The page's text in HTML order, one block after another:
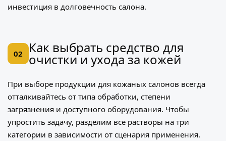
инвестиция в долговечность салона.
02 Как выбрать средство для
очистки и ухода за кожей
При выборе продукции для кожаных салонов всегда
отталкивайтесь от типа обработки, степени
загрязнения и доступного оборудования. Чтобы
упростить задачу, разделим все растворы на три
категории в зависимости от сценария применения.